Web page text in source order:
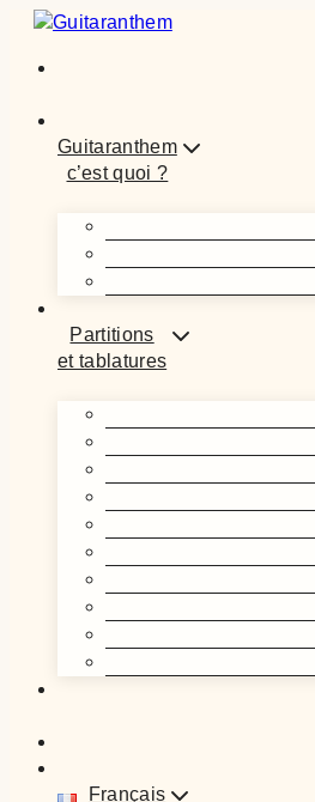
Aller
contenu
Guitaranthem
c’est quoi ?
Partitions
et tablatures
Français